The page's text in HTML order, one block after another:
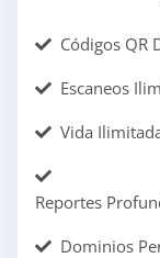
Códigos QR
Escaneos
Vida
Reportes
Dominios